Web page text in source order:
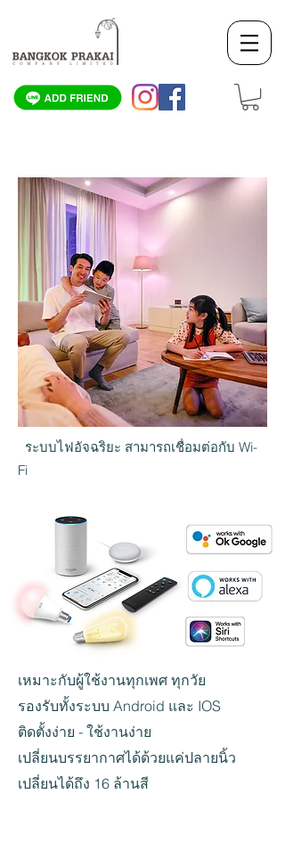
ระบบไฟอัจฉริยะ สามารถเชื่อมต่อกับ Wi-
Fi
เหมาะกับผู้ใช้งานทุกเพศ ทุกวัย
รองรับทั้งระบบ Android และ IOS
ติดตั้งง่าย - ใช้งานง่าย
เปลี่ยนบรรยากาศได้ด้วยแค่ปลายนิ้ว
เปลี่ยนได้ถึง 16 ล้านสี